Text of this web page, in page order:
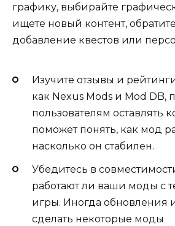
графику, выбирайте
ищете новый контент,
добавление квестов или
Изучите отзывы и
как Nexus Mods и Mod DB,
пользователям оставлять
поможет понять, как мод
насколько он стабилен.
Убедитесь в
работают ли ваши моды с
игры. Иногда обновления
сделать некоторые моды